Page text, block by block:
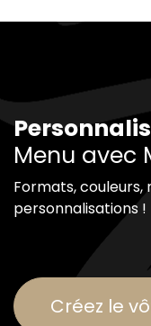
Menu avec
Formats, couleurs,
personnalisations !
Créez le